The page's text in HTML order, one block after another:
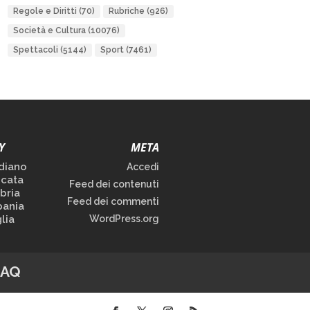
Regole e Diritti (70) Rubriche (926)
Società e Cultura(10076)
Spettacoli (5144) Sport(7461)
META
Accedi
Feed dei contenuti
Feed dei commenti
WordPress.org